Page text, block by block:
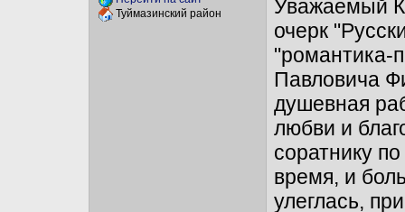
Туймазинский район
Уважаемый
очерк
"романтика-
Павловича
душевная
любви и
соратнику
время, и
улеглась,